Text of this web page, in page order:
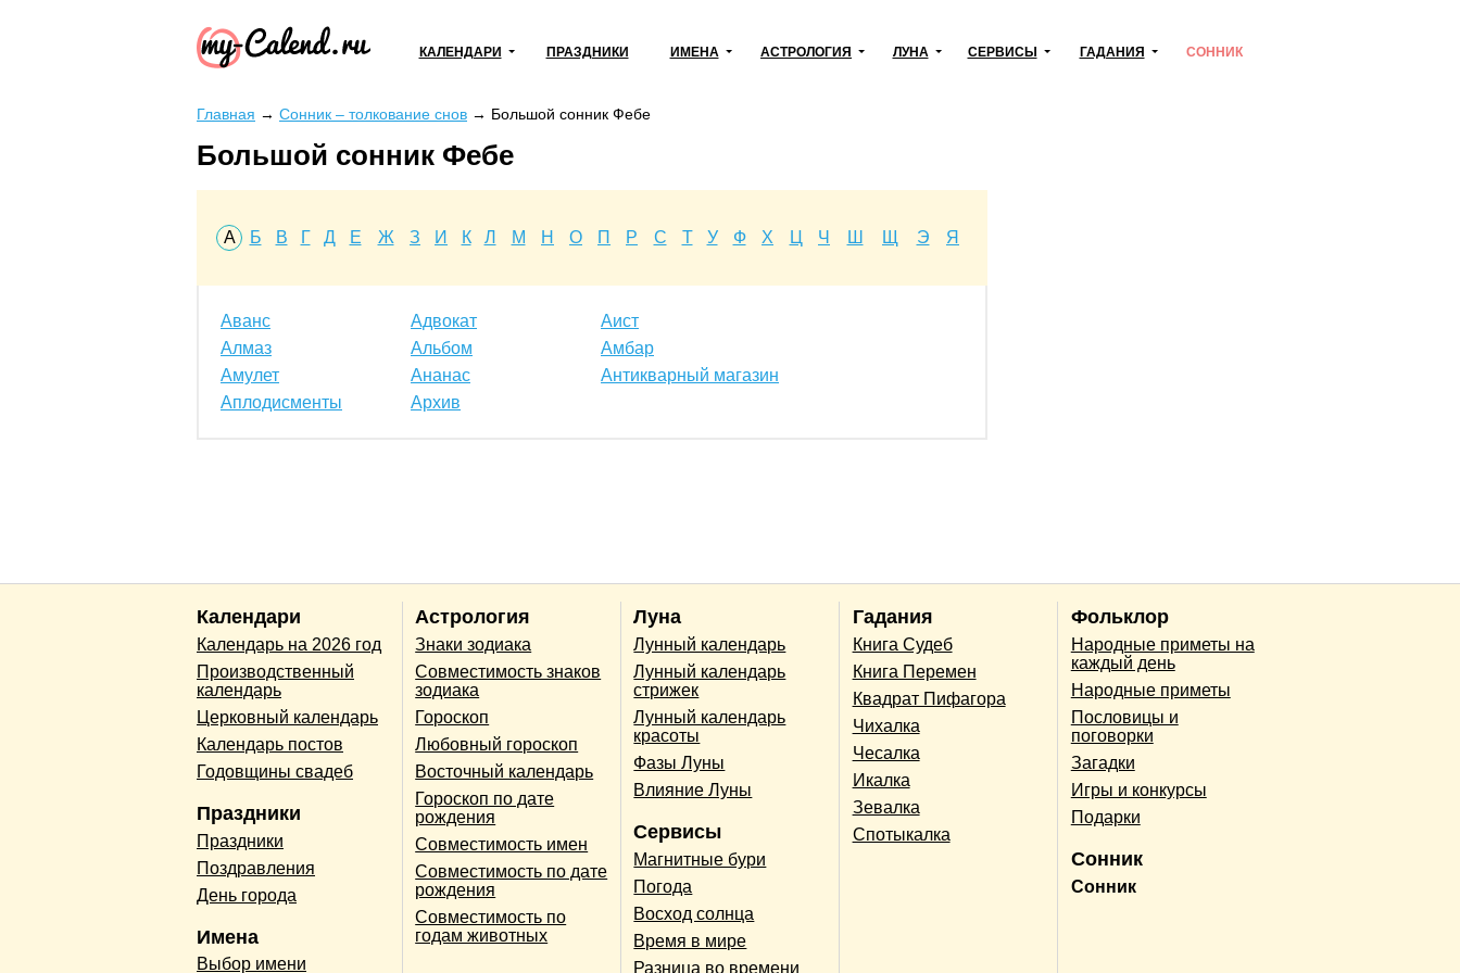
КАЛЕНДАРИ ПРАЗДНИКИ ИМЕНА АСТРОЛОГИЯ ЛУНА СЕРВИСЫ ГАДАНИЯ СОННИК
Главная → Сонник – толкование снов → Большой сонник Фебе
Большой сонник Фебе
А Б В Г Д Е Ж З И К Л М Н О П Р С Т У Ф Х Ц Ч Ш Щ Э Я
Аванс Адвокат
Аист
Алмаз
Альбом
Амбар
Амулет
Ананас
Антикварный магазин
Аплодисменты
Архив
Календари
Календарь на 2026 год
Производственный
календарь
Церковный календарь
Календарь постов
Годовщины свадеб
Праздники
Праздники
Поздравления
День города
Имена
Выбор имени
Астрология
Знаки зодиака
Совместимость знаков
зодиака
Гороскоп
Любовный гороскоп
Восточный календарь
Гороскоп по дате
рождения
Совместимость имен
Совместимость по дате
рождения
Совместимость по
годам животных
Луна
Лунный календарь
Лунный календарь
стрижек
Лунный календарь
красоты
Фазы Луны
Влияние Луны
Сервисы
Магнитные бури
Погода
Восход солнца
Время в мире
Разница во времени
Гадания
Книга Судеб
Книга Перемен
Квадрат Пифагора
Чихалка
Чесалка
Икалка
Зевалка
Спотыкалка
Фольклор
Народные приметы на
каждый день
Народные приметы
Пословицы и
поговорки
Загадки
Игры и конкурсы
Подарки
Сонник
Сонник